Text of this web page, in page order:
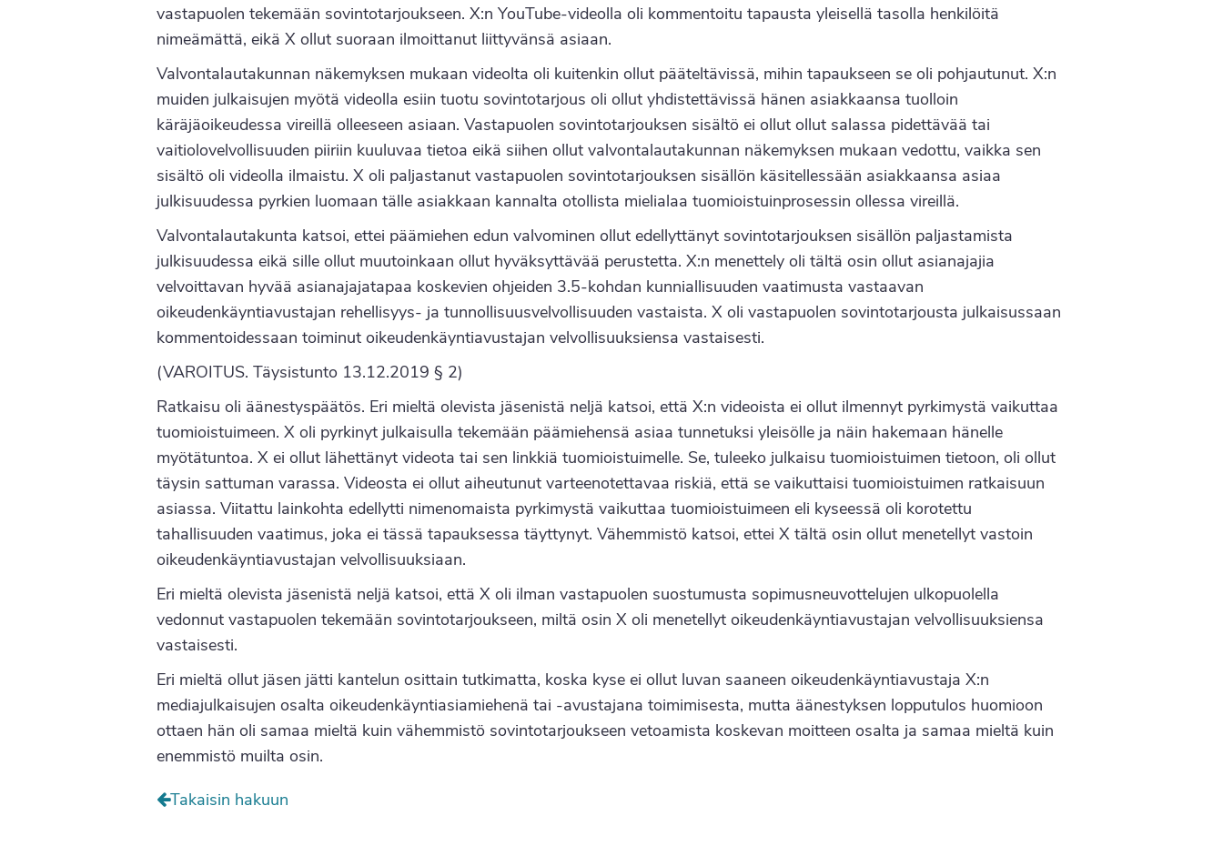
vastapuolen tekemään sovintotarjoukseen. X:n YouTube-videolla oli kommentoitu tapausta yleisellä tasolla henkilöitä
nimeämättä, eikä X ollut suoraan ilmoittanut liittyvänsä asiaan.
Valvontalautakunnan näkemyksen mukaan videolta oli kuitenkin ollut pääteltävissä, mihin tapaukseen se oli pohjautunut. X:n
muiden julkaisujen myötä videolla esiin tuotu sovintotarjous oli ollut yhdistettävissä hänen asiakkaansa tuolloin
käräjäoikeudessa vireillä olleeseen asiaan. Vastapuolen sovintotarjouksen sisältö ei ollut ollut salassa pidettävää tai
vaitiolovelvollisuuden piiriin kuuluvaa tietoa eikä siihen ollut valvontalautakunnan näkemyksen mukaan vedottu, vaikka sen
sisältö oli videolla ilmaistu. X oli paljastanut vastapuolen sovintotarjouksen sisällön käsitellessään asiakkaansa asiaa
julkisuudessa pyrkien luomaan tälle asiakkaan kannalta otollista mielialaa tuomioistuinprosessin ollessa vireillä.
Valvontalautakunta katsoi, ettei päämiehen edun valvominen ollut edellyttänyt sovintotarjouksen sisällön paljastamista
julkisuudessa eikä sille ollut muutoinkaan ollut hyväksyttävää perustetta. X:n menettely oli tältä osin ollut asianajajia
velvoittavan hyvää asianajajatapaa koskevien ohjeiden 3.5-kohdan kunniallisuuden vaatimusta vastaavan
oikeudenkäyntiavustajan rehellisyys- ja tunnollisuusvelvollisuuden vastaista. X oli vastapuolen sovintotarjousta julkaisussaan
kommentoidessaan toiminut oikeudenkäyntiavustajan velvollisuuksiensa vastaisesti.
(VAROITUS. Täysistunto 13.12.2019 § 2)
Ratkaisu oli äänestyspäätös. Eri mieltä olevista jäsenistä neljä katsoi, että X:n videoista ei ollut ilmennyt pyrkimystä vaikuttaa
tuomioistuimeen. X oli pyrkinyt julkaisulla tekemään päämiehensä asiaa tunnetuksi yleisölle ja näin hakemaan hänelle
myötätuntoa. X ei ollut lähettänyt videota tai sen linkkiä tuomioistuimelle. Se, tuleeko julkaisu tuomioistuimen tietoon, oli ollut
täysin sattuman varassa. Videosta ei ollut aiheutunut varteenotettavaa riskiä, että se vaikuttaisi tuomioistuimen ratkaisuun
asiassa. Viitattu lainkohta edellytti nimenomaista pyrkimystä vaikuttaa tuomioistuimeen eli kyseessä oli korotettu
tahallisuuden vaatimus, joka ei tässä tapauksessa täyttynyt. Vähemmistö katsoi, ettei X tältä osin ollut menetellyt vastoin
oikeudenkäyntiavustajan velvollisuuksiaan.
Eri mieltä olevista jäsenistä neljä katsoi, että X oli ilman vastapuolen suostumusta sopimusneuvottelujen ulkopuolella
vedonnut vastapuolen tekemään sovintotarjoukseen, miltä osin X oli menetellyt oikeudenkäyntiavustajan velvollisuuksiensa
vastaisesti.
Eri mieltä ollut jäsen jätti kantelun osittain tutkimatta, koska kyse ei ollut luvan saaneen oikeudenkäyntiavustaja X:n
mediajulkaisujen osalta oikeudenkäyntiasiamiehenä tai -avustajana toimimisesta, mutta äänestyksen lopputulos huomioon
ottaen hän oli samaa mieltä kuin vähemmistö sovintotarjoukseen vetoamista koskevan moitteen osalta ja samaa mieltä kuin
enemmistö muilta osin.
Takaisin hakuun